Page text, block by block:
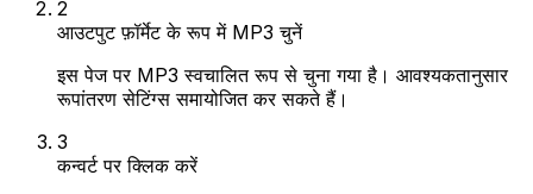
2
आउटपुट फ़ॉर्मेट के रूप में MP3 चुनें
इस पेज पर MP3 स्वचालित रूप से चुना गया है। आवश्यकतानुसार
रूपांतरण सेटिंग्स समायोजित कर सकते हैं।
3
कन्वर्ट पर क्लिक करें